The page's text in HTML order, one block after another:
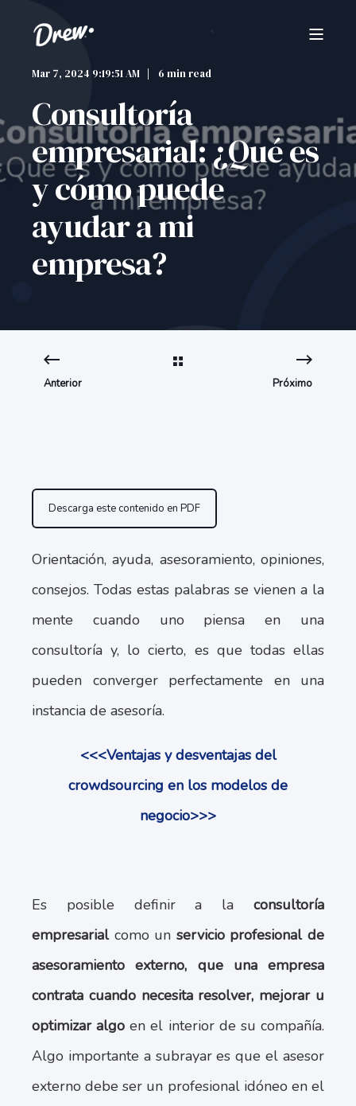
Mar 7, 2024 9:19:51 AM 6 min read
Consultoría
empresarial: ¿Qué es
y cómo puede
ayudar a mi
empresa?
Anterior Próximo
Descarga este contenido en PDF
Orientación, ayuda, asesoramiento, opiniones,
consejos. Todas estas palabras se vienen a la
mente cuando uno piensa en una
consultoría y, lo cierto, es que todas ellas
pueden converger perfectamente en una
instancia de asesoría.
<<<Ventajas y desventajas del
crowdsourcing en los modelos de
negocio>>>
Es posible definir a la consultoría
empresarialcomo un servicio profesional de
asesoramiento externo, que una empresa
contrata cuando necesita resolver, mejorar u
optimizar algo en el interior de su compañía.
Algo importante a subrayar es que el asesor
externo debe ser un profesional idóneo en el